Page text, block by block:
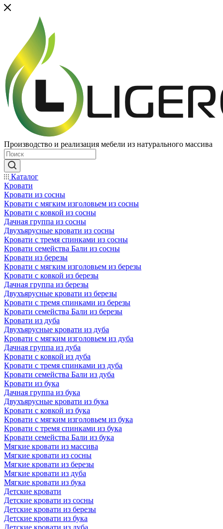
Производство и реализация мебели из натурального массива
Каталог
Кровати
Кровати из сосны
Кровати с мягким изголовьем из сосны
Кровати с ковкой из сосны
Дачная группа из сосны
Двухъярусные кровати из сосны
Кровати с тремя спинками из сосны
Кровати семейства Бали из сосны
Кровати из березы
Кровати с мягким изголовьем из березы
Кровати с ковкой из березы
Дачная группа из березы
Двухъярусные кровати из березы
Кровати с тремя спинками из березы
Кровати семейства Бали из березы
Кровати из дуба
Двухъярусные кровати из дуба
Кровати с мягким изголовьем из дуба
Дачная группа из дуба
Кровати с ковкой из дуба
Кровати с тремя спинками из дуба
Кровати семейства Бали из дуба
Кровати из бука
Дачная группа из бука
Двухъярусные кровати из бука
Кровати с ковкой из бука
Кровати с мягким изголовьем из бука
Кровати с тремя спинками из бука
Кровати семейства Бали из бука
Мягкие кровати из массива
Мягкие кровати из сосны
Мягкие кровати из березы
Мягкие кровати из дуба
Мягкие кровати из бука
Детские кровати
Детские кровати из сосны
Детские кровати из березы
Детские кровати из бука
Детские кровати из дуба